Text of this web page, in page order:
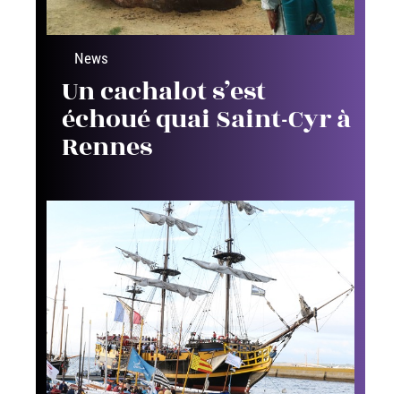
News
Un cachalot s’est
échoué quai Saint-Cyr à
Rennes